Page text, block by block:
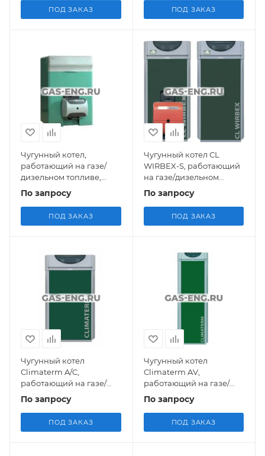
ПОД ЗАКАЗ ПОД ЗАКАЗ
Чугунный котел,
работающий на газе/
дизельном топливе,
Wirbex U (до 92 кВт), CTC
По запросу
ПОД ЗАКАЗ
Чугунный котел CL
WIRBEX-S, работающий
на газе/дизельном
топливе (30 - 70 кВт), CTC
По запросу
ПОД ЗАКАЗ
Чугунный котел
Climaterm A/C,
работающий на газе/
дизельном топливе (30 -
40 кВт), CTC
По запросу
ПОД ЗАКАЗ
Чугунный котел
Climaterm AV,
работающий на газе/
дизельном топливе (30 -
40 кВт), CTC
По запросу
ПОД ЗАКАЗ